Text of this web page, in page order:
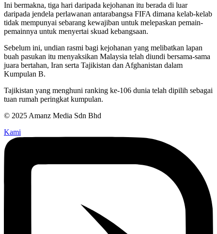
Ini bermakna, tiga hari daripada kejohanan itu berada di luar
daripada jendela perlawanan antarabangsa FIFA dimana kelab-kelab
tidak mempunyai sebarang kewajiban untuk melepaskan pemain-
pemainnya untuk menyertai skuad kebangsaan.
Sebelum ini, undian rasmi bagi kejohanan yang melibatkan lapan
buah pasukan itu menyaksikan Malaysia telah diundi bersama-sama
juara bertahan, Iran serta Tajikistan dan Afghanistan dalam
Kumpulan B.
Tajikistan yang menghuni ranking ke-106 dunia telah dipilih sebagai
tuan rumah peringkat kumpulan.
© 2025 Amanz Media Sdn Bhd
Kami